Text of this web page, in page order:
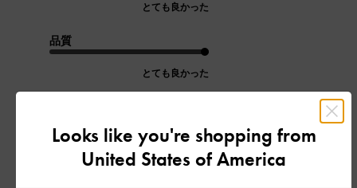
とても良かった
品質
とても良かった
このレビューは役に立ちましたか？
Looks like you're shopping from
United States of America